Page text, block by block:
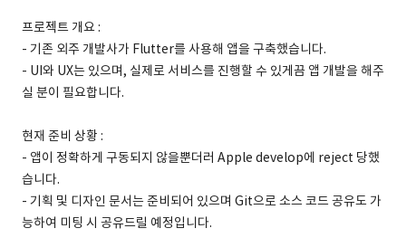
프로젝트 개요 :
- 기존 외주 개발사가 Flutter를 사용해 앱을 구축했습니다.
- UI와 UX는 있으며, 실제로 서비스를 진행할 수 있게끔 앱 개발을 해주
실 분이 필요합니다.
현재 준비 상황 :
- 앱이 정확하게 구동되지 않을뿐더러 Apple develop에 reject 당했
습니다.
- 기획 및 디자인 문서는 준비되어 있으며 Git으로 소스 코드 공유도 가
능하여 미팅 시 공유드릴 예정입니다.